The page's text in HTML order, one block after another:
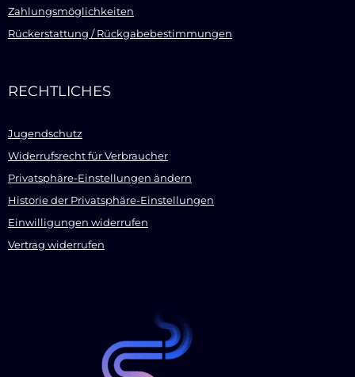
Zahlungsmöglichkeiten
Rückerstattung / Rückgabebestimmungen
RECHTLICHES
Jugendschutz
Widerrufsrecht für Verbraucher
Privatsphäre-Einstellungen ändern
Historie der Privatsphäre-Einstellungen
Einwilligungen widerrufen
Vertrag widerrufen